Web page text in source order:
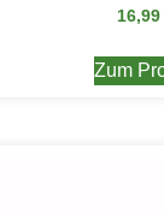
16,99
Zum